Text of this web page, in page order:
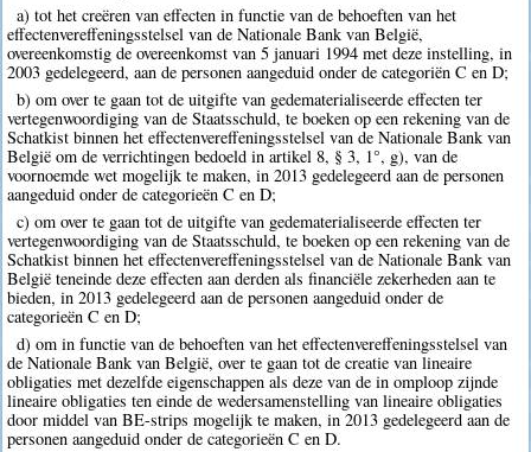
a) tot het creëren van effecten in functie van de behoeften van het
effectenvereffeningsstelsel van de Nationale Bank van België,
overeenkomstig de overeenkomst van 5 januari 1994 met deze instelling, in
2003 gedelegeerd, aan de personen aangeduid onder de categoriën C en D;
b) om over te gaan tot de uitgifte van gedematerialiseerde effecten ter
vertegenwoordiging van de Staatsschuld, te boeken op een rekening van de
Schatkist binnen het effectenvereffeningsstelsel van de Nationale Bank van
België om de verrichtingen bedoeld in artikel 8, § 3, 1°, g), van de
voornoemde wet mogelijk te maken, in 2013 gedelegeerd aan de personen
aangeduid onder de categorieën C en D;
c) om over te gaan tot de uitgifte van gedematerialiseerde effecten ter
vertegenwoordiging van de Staatsschuld, te boeken op een rekening van de
Schatkist binnen het effectenvereffeningsstelsel van de Nationale Bank van
België teneinde deze effecten aan derden als financiële zekerheden aan te
bieden, in 2013 gedelegeerd aan de personen aangeduid onder de
categorieën C en D;
d) om in functie van de behoeften van het effectenvereffeningsstelsel van
de Nationale Bank van België, over te gaan tot de creatie van lineaire
obligaties met dezelfde eigenschappen als deze van de in omploop zijnde
lineaire obligaties ten einde de wedersamenstelling van lineaire obligaties
door middel van BE-strips mogelijk te maken, in 2013 gedelegeerd aan de
personen aangeduid onder de categorieën C en D.